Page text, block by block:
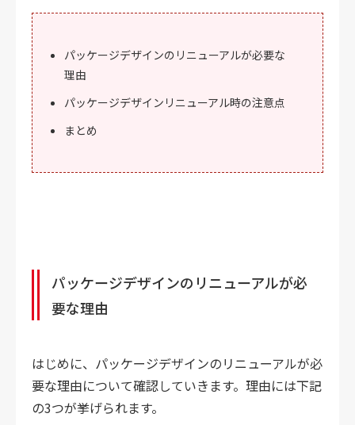
パッケージデザインのリニューアルが必要な
理由
パッケージデザインリニューアル時の注意点
まとめ
パッケージデザインのリニューアルが必
要な理由
はじめに、パッケージデザインのリニューアルが必
要な理由について確認していきます。理由には下記
の3つが挙げられます。